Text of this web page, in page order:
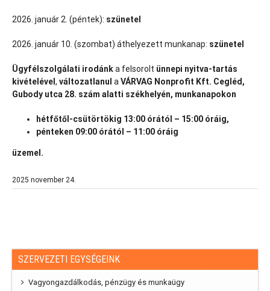
2026. január 2. (péntek): szünetel
2026. január 10. (szombat) áthelyezett munkanap: szünetel
Ügyfélszolgálati irodánka felsorolt ünnepi nyitva-tartás
kivételével , változatlanul a VÁRVAG Nonprofit Kft. Cegléd,
Gubody utca 28. szám alatti székhelyén, munkanapokon
hétfőtől-csütörtökig 13:00 órától – 15:00 óráig,
pénteken 09:00 órától – 11:00 óráig
üzemel.
2025 november 24.
SZERVEZETI EGYSÉGEINK
Vagyongazdálkodás, pénzügy és munkaügy